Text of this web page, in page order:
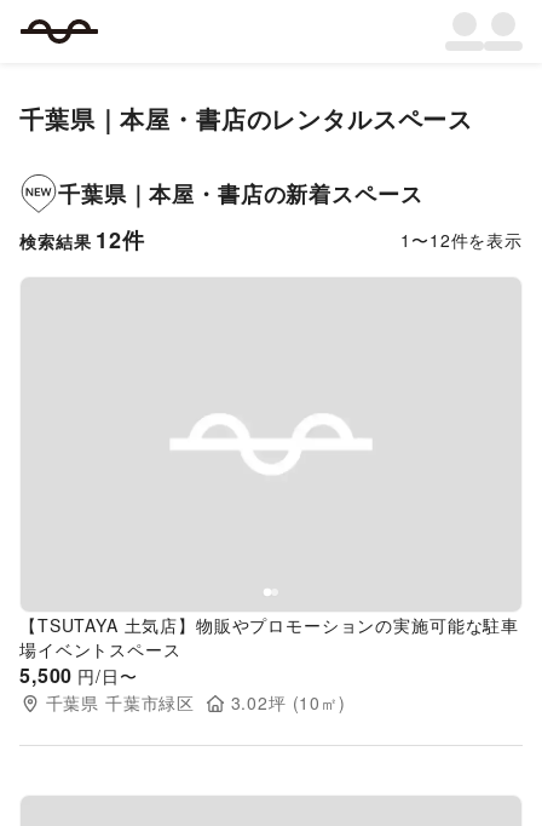
千葉県｜本屋・書店のレンタルスペース
千葉県｜本屋・書店の新着スペース
検索結果 12件 1 〜12件を表示
Previous slide
【TSUTAYA 土気店】物販やプロモーションの実施可能な駐車
場イベントスペース
5,500 円/日〜
千葉県 千葉市緑区 3.02坪 (10 ㎡)